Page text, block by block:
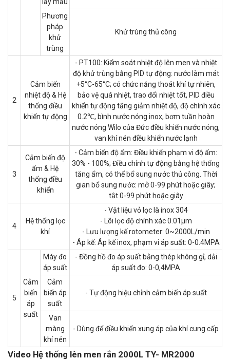
Phương
pháp
khử
trùng
Khử trùng thủ công
2
Cảm biến
nhiệt độ & Hệ
thống điều
khiển tự động
- PT100: Kiểm soát nhiệt độ lên men và nhiệt
độ khử trùng bằng PID tự động: nước làm mát
+5°C-65°C; có chức năng thoát khí tự nhiên,
bảo vệ quá nhiệt, trao đổi nhiệt tốt, PID điều
khiển tự động tăng giảm nhiệt độ, độ chính xác
0.2℃, bình nước nóng inox, bơm tuần hoàn
nước nóng Wilo của Đức điều khiển nước nóng,
van khí nén điều khiển nước lạnh
3
Cảm biến độ
ẩm & Hệ
thống điều
khiển
- Cảm biến độ ẩm: Điều khiển phạm vi độ ẩm:
30% - 100%; Điều chỉnh tự động bằng hệ thống
tăng ẩm, có thể bổ sung nước thủ công. Thời
gian bổ sung nước: mở 0-99 phút hoặc giây;
tắt 0-99 phút hoặc giây
4
Hệ thống lọc
khí
- Vật liệu vỏ lọc là inox 304
- Lõi lọc độ chính xác 0.01μm
- Lưu lượng kế rotometer: 0~2000L/min
- Áp kế: Áp kế inox, phạm vi áp suất: 0-0.4MPA
5
Cảm
biến
áp
suất
Máy đo
áp suất
- Đồng hồ đo áp suất bằng thép không gỉ, dải
áp suất đo: 0-0,4MPA
Cảm
biến áp
suất
- Tự động hiệu chỉnh cảm biến áp suất
Van
màng
khí nén
- Dùng để điều khiển xung áp của khí cung cấp
Video Hệ thống lên men rắn 2000L TY- MR2000